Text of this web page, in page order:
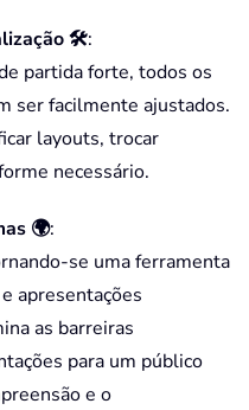
🛠️:
partida forte, todos os
ser facilmente ajustados.
layouts, trocar
necessário.
🌍:
se uma ferramenta
apresentações
as barreiras
para um público
e o